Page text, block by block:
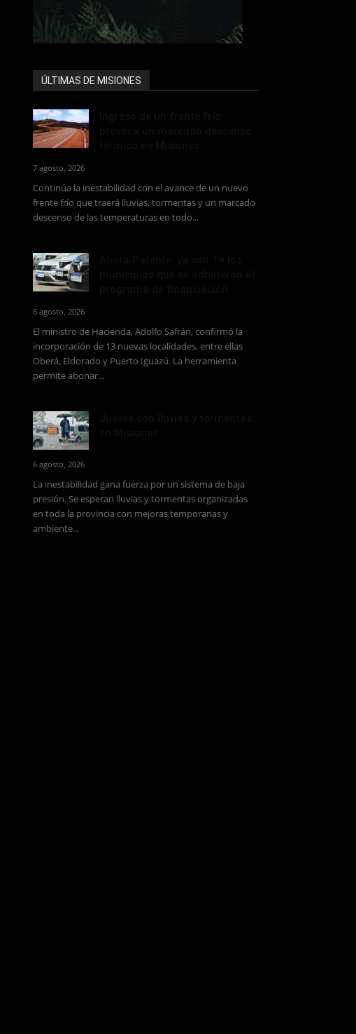
ÚLTIMAS DE MISIONES
7 agosto, 2026
Continúa la inestabilidad con el avance de un nuevo
frente frío que traerá lluvias, tormentas y un marcado
descenso de las temperaturas en todo...
6 agosto, 2026
El ministro de Hacienda, Adolfo Safrán, confirmó la
incorporación de 13 nuevas localidades, entre ellas
Oberá, Eldorado y Puerto Iguazú. La herramienta
permite abonar...
6 agosto, 2026
La inestabilidad gana fuerza por un sistema de baja
presión. Se esperan lluvias y tormentas organizadas
en toda la provincia con mejoras temporarias y
ambiente...